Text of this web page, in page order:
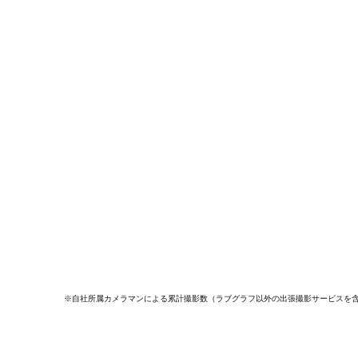
※自社所属カメラマンによる累計撮影数（ラブグラフ以外の出張撮影サービスを